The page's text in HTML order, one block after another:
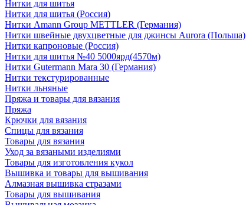
Нитки для шитья
Нитки для шитья (Россия)
Нитки Amann Group METTLER (Германия)
Нитки швейные двухцветные для джинсы Aurora (Польша)
Нитки капроновые (Россия)
Нитки для шитья №40 5000ярд(4570м)
Нитки Gutermann Mara 30 (Германия)
Нитки текстурированные
Нитки льняные
Пряжа и товары для вязания
Пряжа
Крючки для вязания
Спицы для вязания
Товары для вязания
Уход за вязаными изделиями
Товары для изготовления кукол
Вышивка и товары для вышивания
Алмазная вышивка стразами
Товары для вышивания